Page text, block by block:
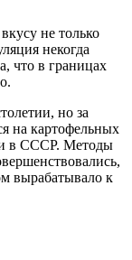
не только
некогда
что в границах
но за
на картофельных
и в СССР. Методы
вырабатывало к